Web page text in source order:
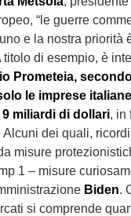
“le guerre
e la nostra priorità
titolo di esempio, è
Prometeia,
le imprese
9 miliardi di dollari, in
Alcuni dei quali,
misure
1 – misure
Biden.
si comprende